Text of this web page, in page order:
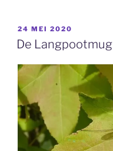
GEPLAATST
OP
24 MEI 2020
De Langpootmug